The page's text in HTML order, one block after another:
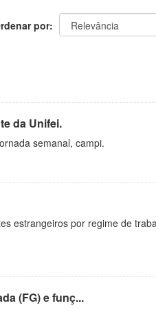
por
da Unifei.
semanal, campi.
estrangeiros por regime de
(FG) e funç...